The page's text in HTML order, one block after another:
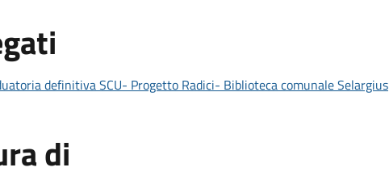
definitiva SCU- Progetto Radici- Biblioteca comunale Selargius
di